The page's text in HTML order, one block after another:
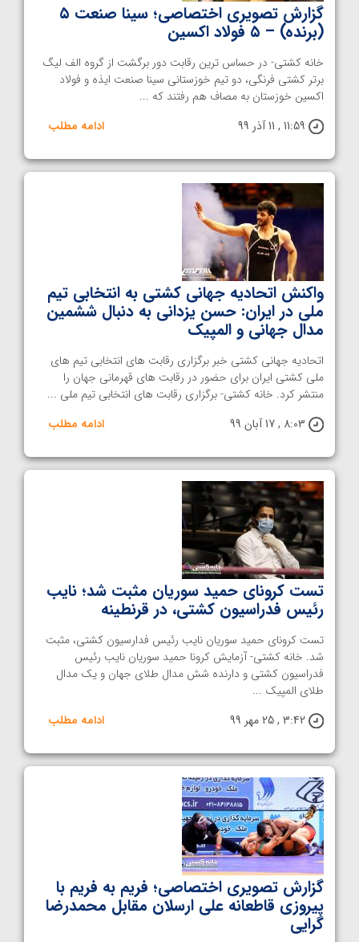
گزارش تصویری اختصاصی؛ سینا صنعت ۵
(برنده) – ۵ فولاد اکسین
خانه کشتی- در حساس ترین رقابت دور برگشت از گروه الف لیگ
برتر کشتی فرنگی، دو تیم خوزستانی سینا صنعت ایذه و فولاد
اکسین خوزستان به مصاف هم رفتند که ...
11:59 , 11 آذر 99
ادامه مطلب
واکنش اتحادیه جهانی کشتی به انتخابی تیم
ملی در ایران: حسن یزدانی به دنبال ششمین
مدال جهانی و المپیک
اتحادیه جهانی کشتی خبر برگزاری رقابت های انتخابی تیم های
ملی کشتی ایران برای حضور در رقابت های قهرمانی جهان را
منتشر کرد. خانه کشتی- برگزاری رقابت های انتخابی تیم ملی ...
8:03 , 17 آبان 99
ادامه مطلب
تست کرونای حمید سوریان مثبت شد؛ نایب
رئیس فدراسیون کشتی، در قرنطینه
تست کرونای حمید سوریان نایب رئیس فدارسیون کشتی، مثبت
شد. خانه کشتی- آزمایش کرونا حمید سوریان نایب رئیس
فدراسیون کشتی و دارنده شش مدال طلای جهان و یک مدال
طلای المپیک ...
3:42 , 25 مهر 99
ادامه مطلب
گزارش تصویری اختصاصی؛ فریم به فریم با
پیروزی قاطعانه علی ارسلان مقابل محمدرضا
گرایی